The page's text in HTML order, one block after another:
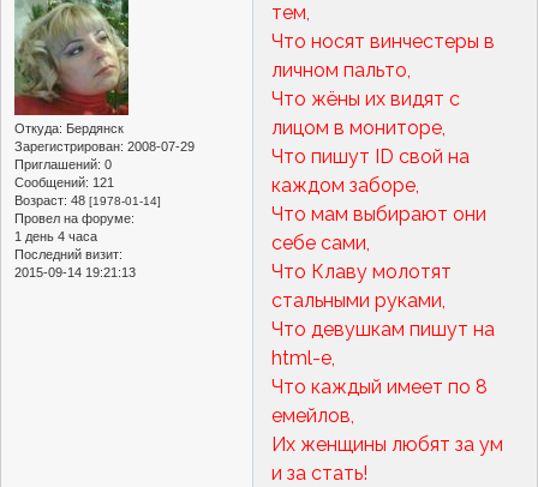
Откуда: Бердянск
Зарегистрирован: 2008-07-29
Приглашений: 0
Сообщений: 121
Возраст: 48 [1978-01-14]
Провел на форуме:
1 день 4 часа
Последний визит:
2015-09-14 19:21:13
тем,
Что носят винчестеры в
личном пальто,
Что жёны их видят с
лицом в мониторе,
Что пишут ID свой на
каждом заборе,
Что мам выбирают они
себе сами,
Что Клаву молотят
стальными руками,
Что девушкам пишут на
html-е,
Что каждый имеет по 8
емейлов,
Их женщины любят за ум
и за стать!